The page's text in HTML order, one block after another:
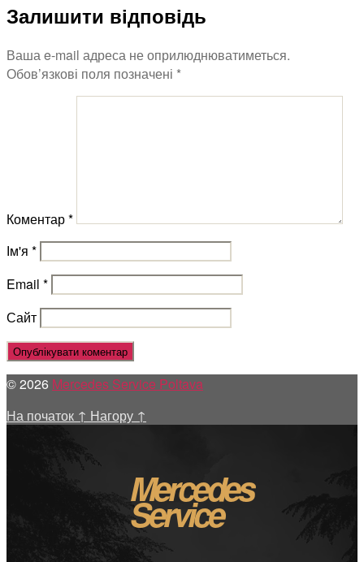
Залишити відповідь
Ваша e-mail адреса не оприлюднюватиметься.
Обов’язкові поля позначені *
Коментар*
Ім'я *
Email *
Сайт
© 2026 Mercedes Service Poltava
На початок ↑ Нагору ↑
Mercedes
Service